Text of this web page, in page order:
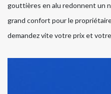
gouttières en alu redonnent un
grand confort pour le
demandez vite votre prix et